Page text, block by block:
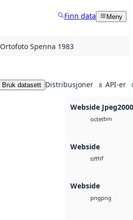
Finn data Meny
Ortofoto Spenna 1983
Bruk datasett Distribusjoner 8 API-er
Webside Jpeg2000
octetbin
Webside
tifftif
Webside
pngpng